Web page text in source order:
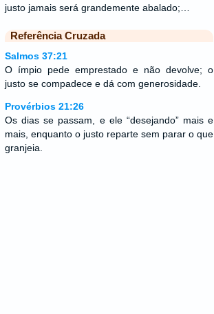
justo jamais será grandemente abalado;…
Referência Cruzada
Salmos 37:21
O ímpio pede emprestado e não devolve; o
justo se compadece e dá com generosidade.
Provérbios 21:26
Os dias se passam, e ele “desejando” mais e
mais, enquanto o justo reparte sem parar o que
granjeia.